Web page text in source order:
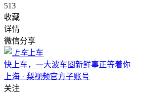
513
收藏
详情
微信分享
上车
快上车，一大波车圈新鲜事正等着你
上海 · 梨视频官方子账号
关注